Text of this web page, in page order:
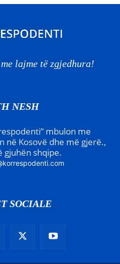
lajme të zgjedhura!
NESH
mbulon me
në Kosovë dhe më gjerë.,
gjuhën shqipe.
SOCIALE